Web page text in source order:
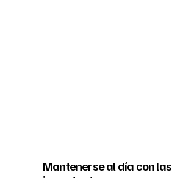
Mantenerse al día con